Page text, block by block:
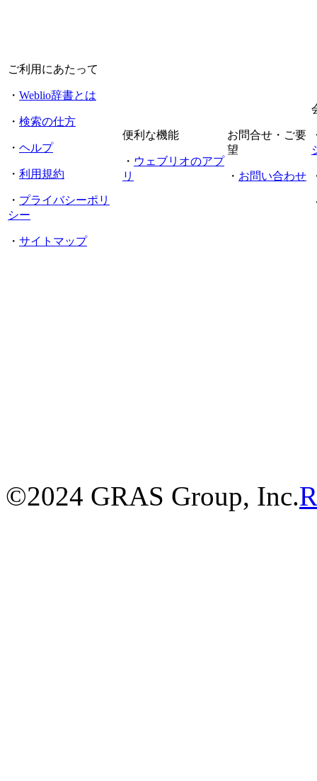
ご利用にあたって
・ Weblio辞書とは
・ 検索の仕方
・ ヘルプ
・ 利用規約
・ プライバシーポリ
シー
・ サイトマップ
便利な機能
・ ウェブリオのアプ
リ
お問合せ・ご要
望
・ お問い合わせ
©2024 GRAS Group, Inc.